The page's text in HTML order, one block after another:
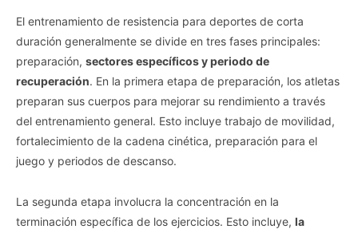
El entrenamiento de resistencia para deportes de corta
duración generalmente se divide en tres fases principales:
preparación, sectores específicos y periodo de
recuperación. En la primera etapa de preparación, los atletas
preparan sus cuerpos para mejorar su rendimiento a través
del entrenamiento general. Esto incluye trabajo de movilidad,
fortalecimiento de la cadena cinética, preparación para el
juego y periodos de descanso.
La segunda etapa involucra la concentración en la
terminación específica de los ejercicios. Esto incluye, la